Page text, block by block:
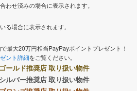
わせ済みの場合に表示されます。
る場合に表示されます。
最大20万円相当PayPayポイントプレゼント！
ント詳細をご覧ください。
ゴールド推奨店 取り扱い物件
シルバー推奨店 取り扱い物件